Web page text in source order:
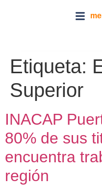
Etiqueta:
Superior
INACAP
80% de sus
encuentra
región